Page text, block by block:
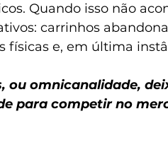
Quando isso não
carrinhos
físicas e, em última
ou omnicanalidade,
para competir no